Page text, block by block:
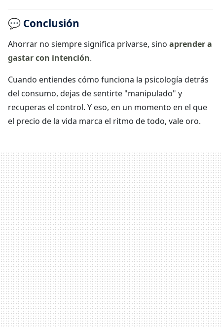
💬 Conclusión
Ahorrar no siempre significa privarse, sino aprender a
gastar con intención.
Cuando entiendes cómo funciona la psicología detrás
del consumo, dejas de sentirte "manipulado" y
recuperas el control. Y eso, en un momento en el que
el precio de la vida marca el ritmo de todo, vale oro.